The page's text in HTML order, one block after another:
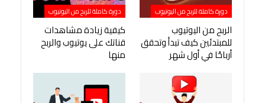
دورة كاملة للربح من اليوتيوب
الربح من اليوتيوب
للمبتدئين كيف تبدأ وتحقق
أرباحًا في أول شهر
دورة كاملة للربح من اليوتيوب
كيفية زيادة مشاهدات
قناتك على يوتيوب والربح
منها